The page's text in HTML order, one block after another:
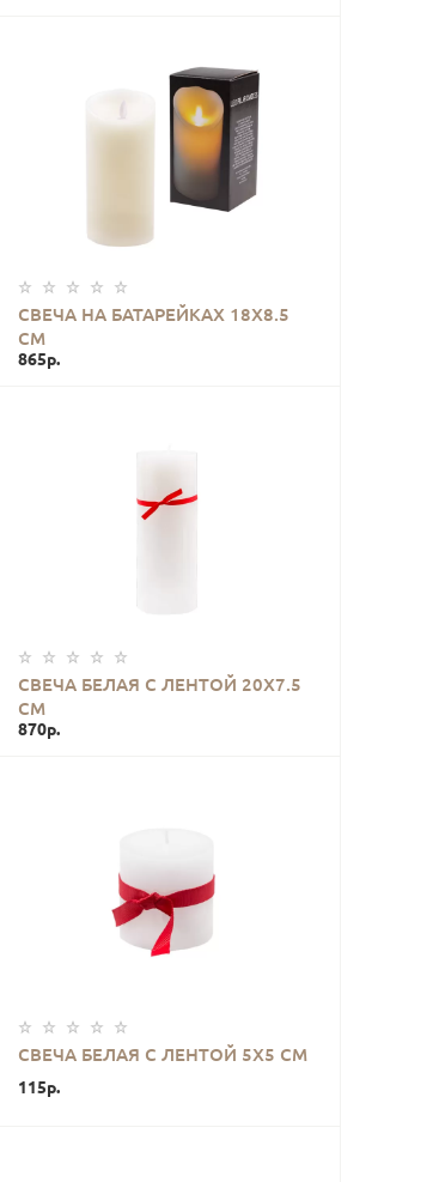
СВЕЧА НА БАТАРЕЙКАХ 18Х8.5
СМ
865р.
КУПИТЬ
СВЕЧА БЕЛАЯ С ЛЕНТОЙ 20Х7.5
СМ
870р.
СВЕЧА БЕЛАЯ С ЛЕНТОЙ 5Х5 СМ
115р.